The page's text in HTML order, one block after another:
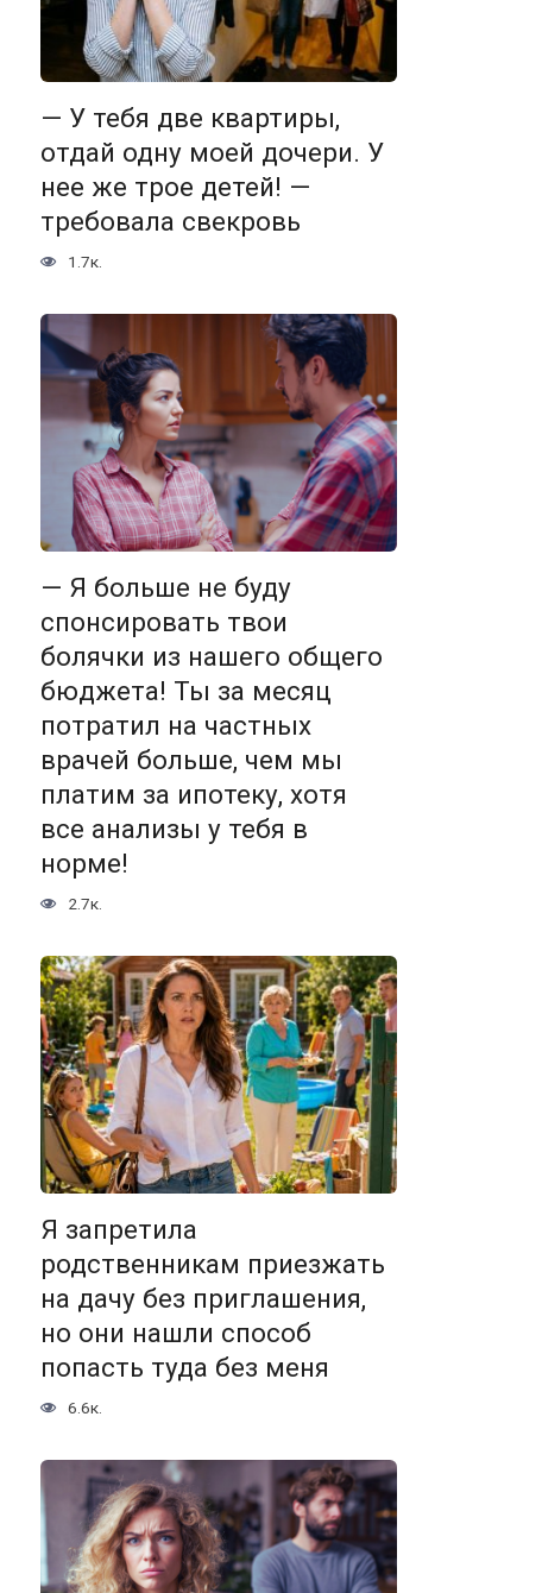
— У тебя две квартиры,
отдай одну моей дочери. У
нее же трое детей! —
требовала свекровь
1.7к.
— Я больше не буду
спонсировать твои
болячки из нашего общего
бюджета! Ты за месяц
потратил на частных
врачей больше, чем мы
платим за ипотеку, хотя
все анализы у тебя в
норме!
2.7к.
Я запретила
родственникам приезжать
на дачу без приглашения,
но они нашли способ
попасть туда без меня
6.6к.